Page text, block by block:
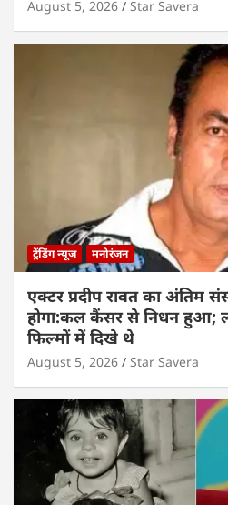
August 5, 2026 Star Savera
ट्रेंडिंग न्यूज मनोरंजन
एक्टर प्रदीप रावत का अंतिम
होगा:कल कैंसर से निधन हुआ;
फिल्मों में दिखे थे
August 5, 2026 Star Savera